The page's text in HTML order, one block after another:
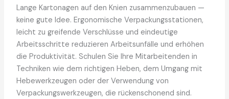
Lange Kartonagen auf den Knien zusammenzubauen —
keine gute Idee. Ergonomische Verpackungsstationen,
leicht zu greifende Verschlüsse und eindeutige
Arbeitsschritte reduzieren Arbeitsunfälle und erhöhen
die Produktivität. Schulen Sie Ihre Mitarbeitenden in
Techniken wie dem richtigen Heben, dem Umgang mit
Hebewerkzeugen oder der Verwendung von
Verpackungswerkzeugen, die rückenschonend sind.